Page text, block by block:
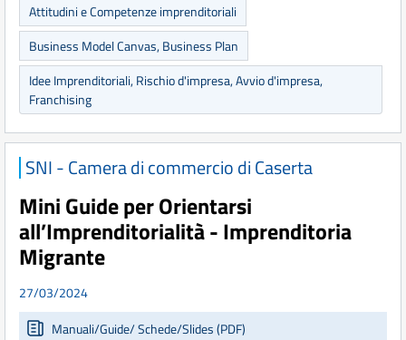
Attitudini e Competenze imprenditoriali
Business Model Canvas, Business Plan
Idee Imprenditoriali, Rischio d'impresa, Avvio d'impresa,
Franchising
SNI - Camera di commercio di Caserta
Mini Guide per Orientarsi
all’Imprenditorialità - Imprenditoria
Migrante
27/03/2024
Manuali/Guide/ Schede/Slides (PDF)